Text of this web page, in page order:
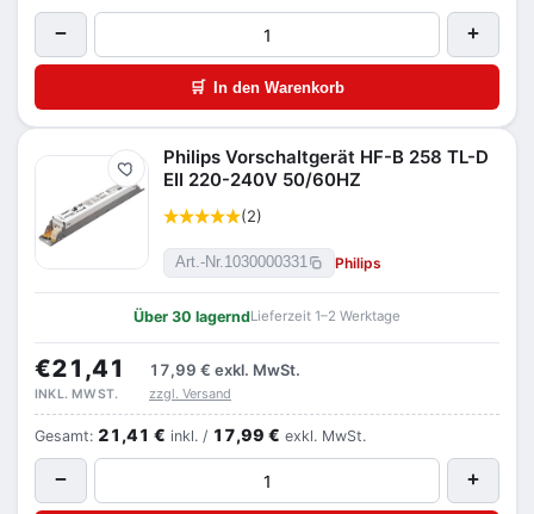
− +
🛒 In den Warenkorb
Merken
Philips Vorschaltgerät HF-B 258 TL-D
EII 220-240V 50/60HZ
(2)
Art.-Nr.1030000331 Philips
Über 30 lagerndLieferzeit 1–2 Werktage
€21,41 17,99 € exkl. MwSt.
INKL. MWST. zzgl. Versand
Gesamt: 21,41 € inkl. / 17,99 € exkl. MwSt.
− +